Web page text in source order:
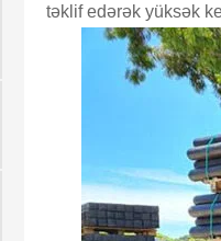
təklif edərək yüksək